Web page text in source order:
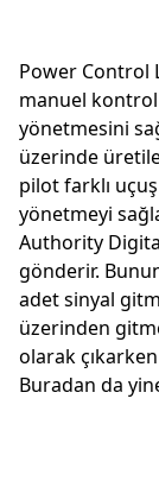
Power Control
manuel kontrol
yönetmesini
üzerinde
pilot farklı
yönetmeyi
Authority
gönderir.
adet sinyal
üzerinden
olarak
Buradan da